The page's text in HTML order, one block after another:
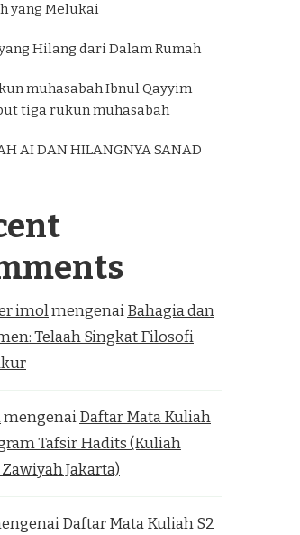
yang Melukai
Hilang dari Dalam Rumah
muhasabah Ibnul Qayyim
tiga rukun muhasabah
AI DAN HILANGNYA SANAD
imolmengenaiBahagia dan
Telaah Singkat Filosofi
mengenaiDaftar Mata Kuliah
Tafsir Hadits (Kuliah
Jakarta)
Daftar Mata Kuliah S2